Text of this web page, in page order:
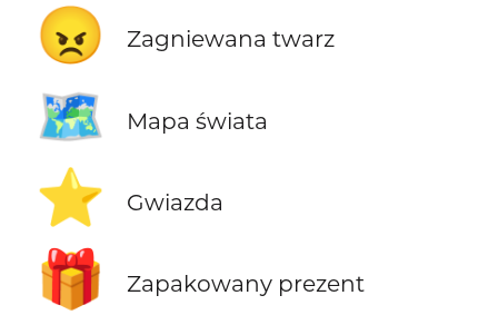
😠 Zagniewana twarz
🗺️ Mapa świata
⭐ Gwiazda
🎁 Zapakowany prezent